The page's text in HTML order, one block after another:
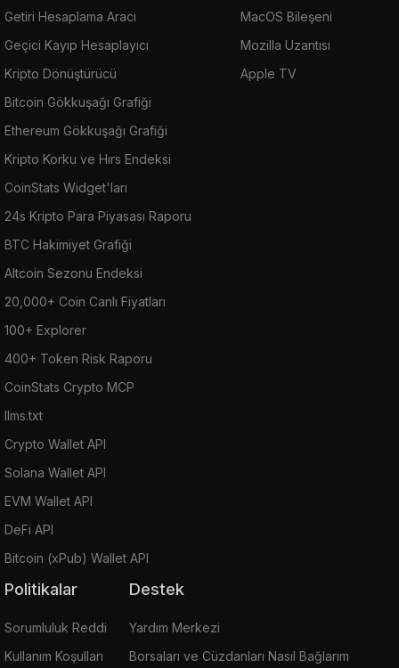
Getiri Hesaplama Aracı
Geçici Kayıp Hesaplayıcı
Kripto Dönüştürücü
Bitcoin Gökkuşağı Grafiği
Ethereum Gökkuşağı Grafiği
Kripto Korku ve Hırs Endeksi
CoinStats Widget'ları
24s Kripto Para Piyasası Raporu
BTC Hakimiyet Grafiği
Altcoin Sezonu Endeksi
20,000+ Coin Canlı Fiyatları
100+ Explorer
400+ Token Risk Raporu
CoinStats Crypto MCP
llms.txt
Crypto Wallet API
Solana Wallet API
EVM Wallet API
DeFi API
Bitcoin (xPub) Wallet API
MacOS Bileşeni
Mozilla Uzantısı
Apple TV
Politikalar
Sorumluluk Reddi
Kullanım Koşulları
Destek
Yardım Merkezi
Borsaları ve Cüzdanları Nasıl Bağlarım